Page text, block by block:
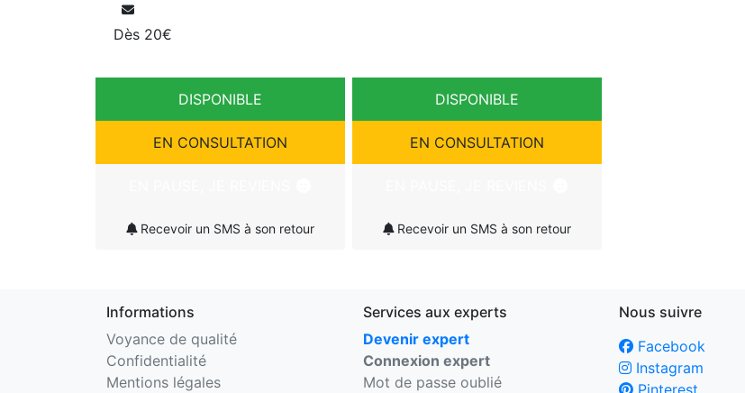
Dès 20€
DISPONIBLE
EN CONSULTATION
Recevoir un SMS à son retour
DISPONIBLE
EN CONSULTATION
Recevoir un SMS à son retour
Informations
Voyance de qualité
Confidentialité
Mentions légales
Services aux experts
Devenir expert
Connexion expert
Mot de passe oublié
Nous suivre
Facebook
Instagram
Pinterest